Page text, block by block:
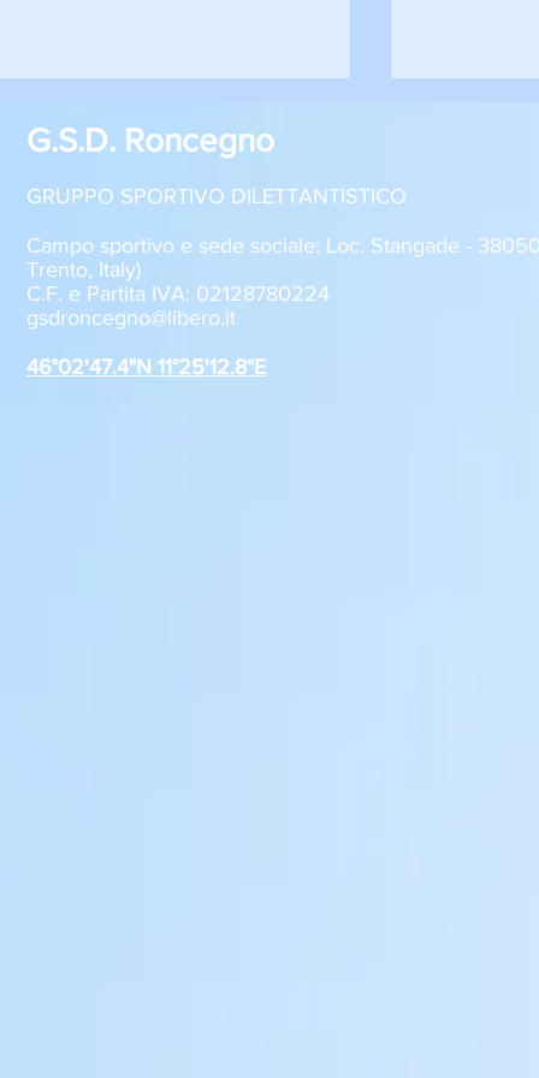
Sabato 8 agosto, il GSD
Roncegno alla Festa della
G.S.D. Roncegno
GRUPPO SPORTIVO DILETTANTISTICO
Campo sportivo e sede sociale: Loc. Stangade -
Trento, Italy)
C.F. e Partita IVA: 02128780224
gsdroncegno@libero.it
46°02'47.4"N 11°25'12.8"E